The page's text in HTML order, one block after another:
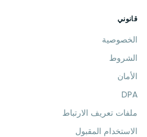
قانوني
الخصوصية
الشروط
الأمان
DPA
ملفات تعريف الارتباط
الاستخدام المقبول